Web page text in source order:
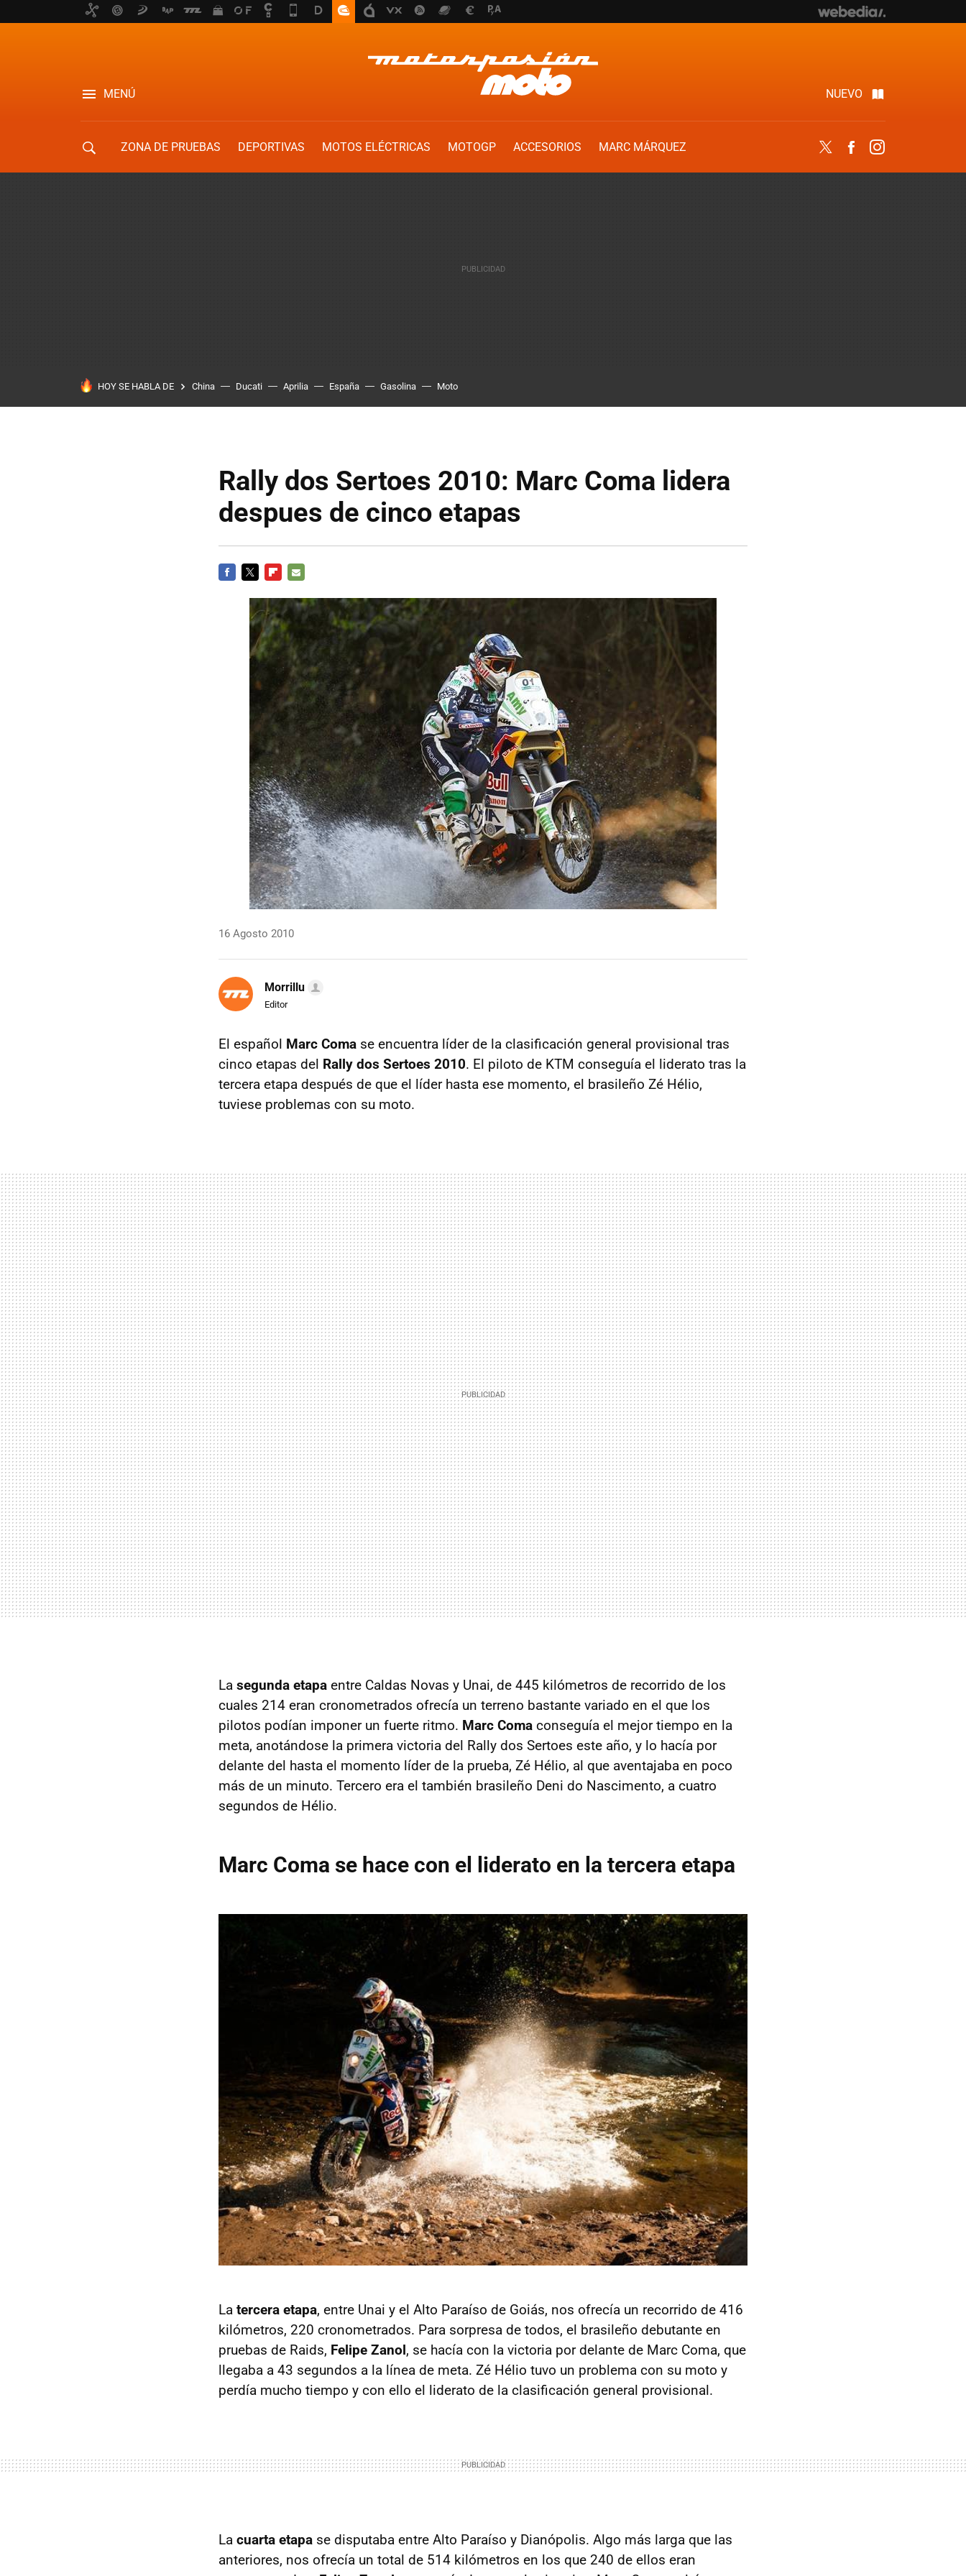
MENÚ NUEVO
ZONA DE PRUEBAS DEPORTIVAS MOTOS ELÉCTRICAS MOTOGP ACCESORIOS
MARC MÁRQUEZ
Twitter Facebook
HOY SE HABLA DE China Ducati Aprilia España Gasolina Moto
Rally dos Sertoes 2010: Marc Coma lidera
despues de cinco etapas
MAIL
16 Agosto 2010
Morrillu
Editor
El español Marc Coma se encuentra líder de la clasificación general provisional tras
cinco etapas del Rally dos Sertoes 2010. El piloto de KTM conseguía el liderato tras la
tercera etapa después de que el líder hasta ese momento, el brasileño Zé Hélio,
tuviese problemas con su moto.
La segunda etapa entre Caldas Novas y Unai, de 445 kilómetros de recorrido de los
cuales 214 eran cronometrados ofrecía un terreno bastante variado en el que los
pilotos podían imponer un fuerte ritmo. Marc Coma conseguía el mejor tiempo en la
meta, anotándose la primera victoria del Rally dos Sertoes este año, y lo hacía por
delante del hasta el momento líder de la prueba, Zé Hélio, al que aventajaba en poco
más de un minuto. Tercero era el también brasileño Deni do Nascimento, a cuatro
segundos de Hélio.
Marc Coma se hace con el liderato en la tercera etapa
La tercera etapa, entre Unai y el Alto Paraíso de Goiás, nos ofrecía un recorrido de 416
kilómetros, 220 cronometrados. Para sorpresa de todos, el brasileño debutante en
pruebas de Raids, Felipe Zanol, se hacía con la victoria por delante de Marc Coma, que
llegaba a 43 segundos a la línea de meta. Zé Hélio tuvo un problema con su moto y
perdía mucho tiempo y con ello el liderato de la clasificación general provisional.
La cuarta etapa se disputaba entre Alto Paraíso y Dianópolis. Algo más larga que las
anteriores, nos ofrecía un total de 514 kilómetros en los que 240 de ellos eran